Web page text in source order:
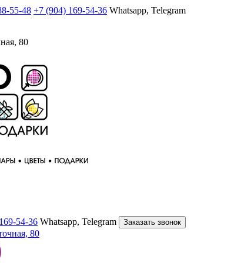
55-48 +7 (904) 169-54-36 Whatsapp, Telegram
80
54-36 Whatsapp, Telegram Заказать звонок
80